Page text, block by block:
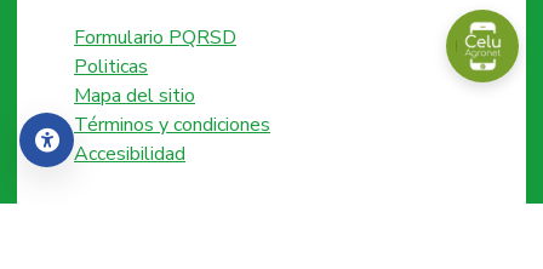
Accesibilidad
Formulario PQRSD
Politicas
Mapa del sitio
Términos y condiciones
Accesibilidad